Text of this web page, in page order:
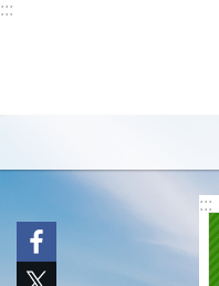
跳到主要內容區塊
:::
:::